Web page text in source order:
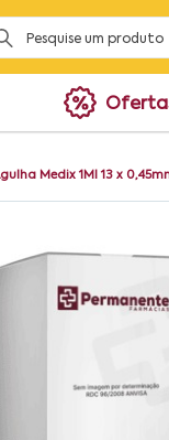
Medix 1Ml 13 x